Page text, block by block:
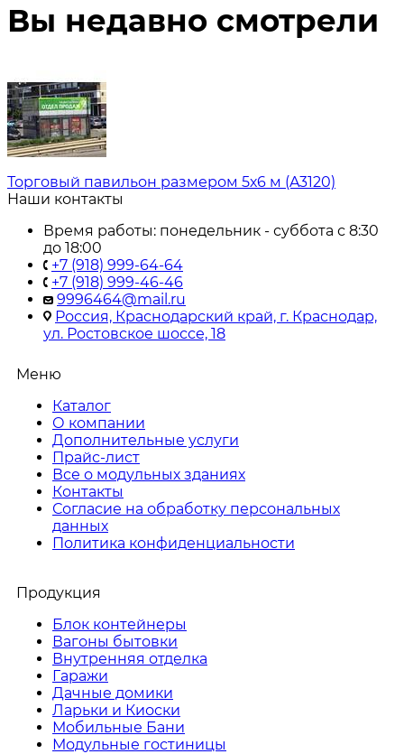
Вы недавно смотрели
Торговый павильон размером 5х6 м (A3120)
Наши контакты
Время работы: понедельник - суббота с 8:30
до 18:00
+7 (918) 999-64-64
+7 (918) 999-46-46
9996464@mail.ru
Россия, Краснодарский край, г. Краснодар,
ул. Ростовское шоссе, 18
Меню
Каталог
О компании
Дополнительные услуги
Прайс-лист
Все о модульных зданиях
Контакты
Согласие на обработку персональных
данных
Политика конфиденциальности
Продукция
Блок контейнеры
Вагоны бытовки
Внутренняя отделка
Гаражи
Дачные домики
Ларьки и Киоски
Мобильные Бани
Модульные гостиницы